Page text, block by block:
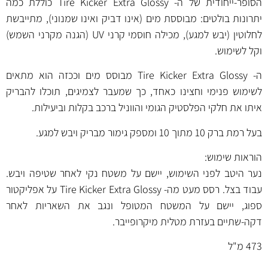
יתרונות בולטים: מבוססת מים (אינו דביק ואינו שמנוני), מתייבשת
לחלוטין (יבש למגע), מכילה חוסמי קרני UV (הגנה מקרני השמש)
וקל לשימוש.
ה- Tire Kicker Extra Glossy מבוסס מים וככזה הוא מתאים
לשימוש פנימי וחצינו כאחד, כך שמעבר לצמיגים, תוכלו להבריק
איתו את חלקי הפלסטיק הגומי והווניל ברכב בקלות וביעילות.
בעל רמת ברק 10 מתוך 10 ומספק גימור מבריק ויבש למגע.
הוראות שימוש:
נער היטב לפני השימוש, יישם על משטח נקי לאחר שטיפה ויבש.
עבוד בצל. רסס מעט מה- Tire Kicker Extra Glossy על אפליקטור
ספוג, יישם על המשטח המטופל ונגב את השאריות לאחר
דקה-שתיים בעזרת מטלית מיקרופייבר.
473 מ"ל